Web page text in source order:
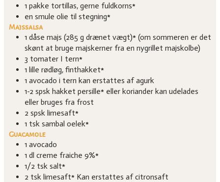
1 pakke tortillas, gerne fuldkorns*
en smule olie til stegning*
Majssalsa
1 dåse majs (285 g drænet vægt)* (om sommeren er det
skønt at bruge majskerner fra en nygrillet majskolbe)
3 tomater I tern*
1 lille rødløg, finthakket*
1 avocado i tern kan erstattes af agurk
1-2 spsk hakket persille* eller koriander kan udelades
eller bruges fra frost
2 spsk limesaft*
1 tsk sambal oelek*
Guacamole
1 avocado
1 dl creme fraiche 9%*
1/2 tsk salt*
2 tsk limesaft* Kan erstattes af citronsaft